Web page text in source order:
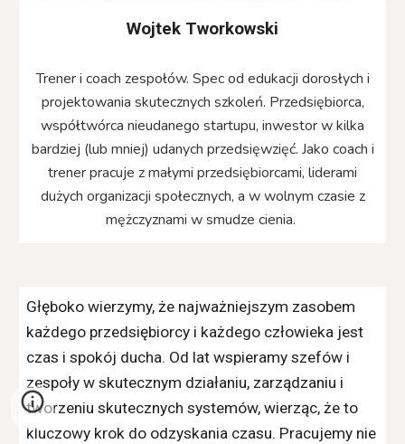
Wojtek Tworkowski
Trener i coach zespołów. Spec od edukacji dorosłych i
projektowania skutecznych szkoleń. Przedsiębiorca,
współtwórca nieudanego startupu, inwestor w kilka
bardziej (lub mniej) udanych przedsięwzięć. Jako coach i
trener pracuje z małymi przedsiębiorcami, liderami
dużych organizacji społecznych, a w wolnym czasie z
mężczyznami w smudze cienia.
Głęboko wierzymy, że najważniejszym zasobem
każdego przedsiębiorcy i każdego człowieka jest
czas i spokój ducha. Od lat wspieramy szefów i
zespoły w skutecznym działaniu, zarządzaniu i
tworzeniu skutecznych systemów, wierząc, że to
kluczowy krok do odzyskania czasu. Pracujemy nie